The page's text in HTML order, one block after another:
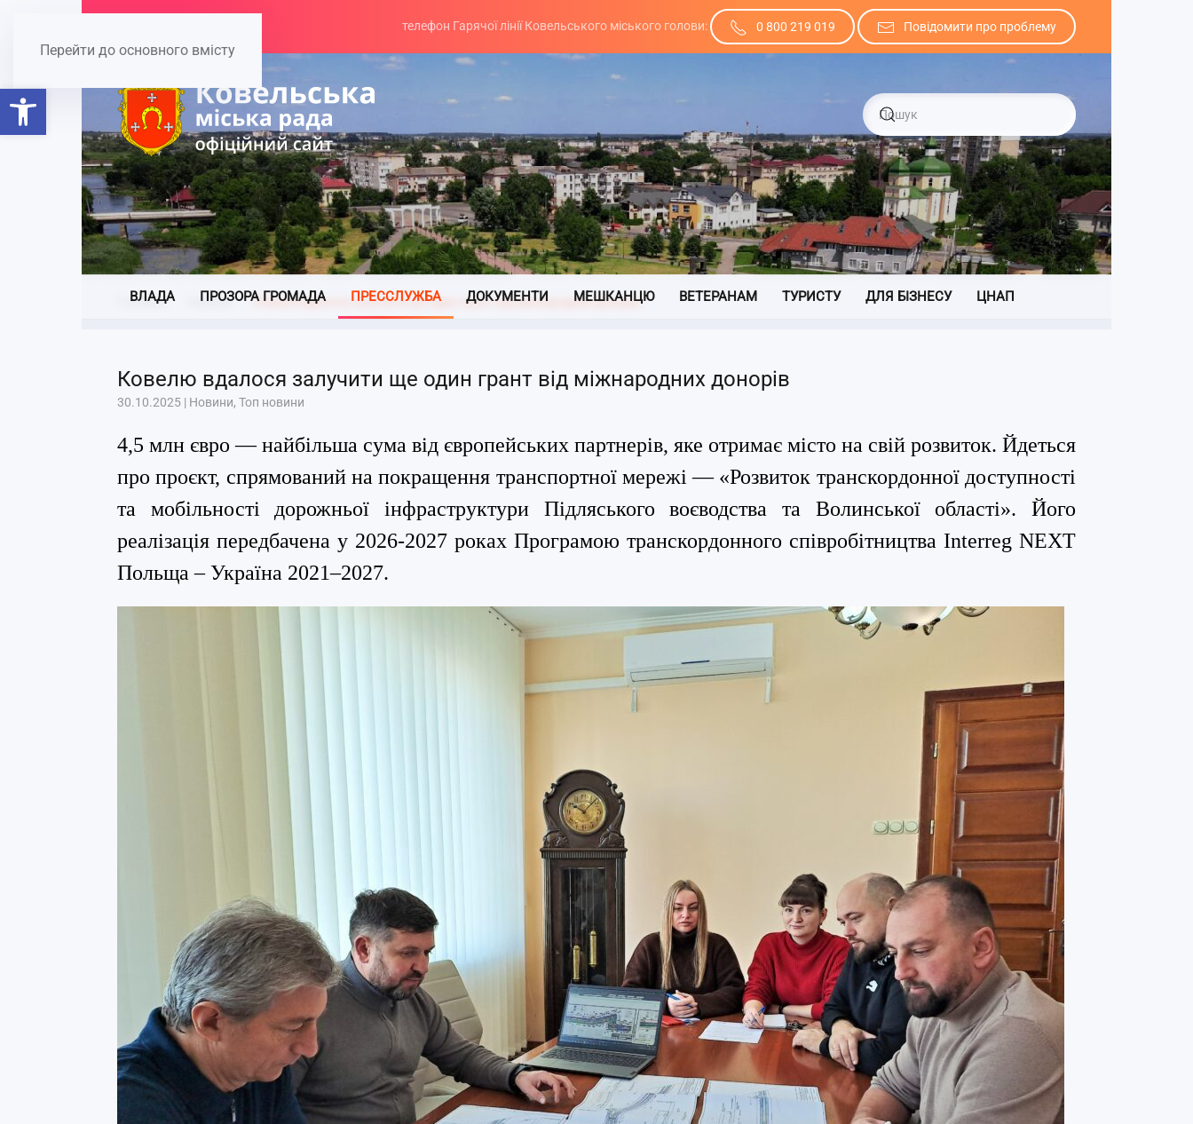
Відкрити Панель інструментів
Перейти до основного вмісту
телефон Гарячої лінії Ковельського міського голови: 0 800 219 019 Повідомити про проблему
ВЛАДА ПРОЗОРА ГРОМАДА ПРЕССЛУЖБА ДОКУМЕНТИ МЕШКАНЦЮ ВЕТЕРАНАМ ТУРИСТУ ДЛЯ БІЗНЕСУ ЦНАП
Головна Новини Ковелю вдалося залучити ще один грант від міжнародних донорів
Ковелю вдалося залучити ще один грант від міжнародних донорів
30.10.2025 | Новини, Топ новини
4,5 млн євро — найбільша сума від європейських партнерів, яке отримає місто на свій розвиток. Йдеться
про проєкт, спрямований на покращення транспортної мережі — «Розвиток транскордонної доступності
та мобільності дорожньої інфраструктури Підляського воєводства та Волинської області». Його
реалізація передбачена у 2026-2027 роках Програмою транскордонного співробітництва Interreg NEXT
Польща – Україна 2021–2027.